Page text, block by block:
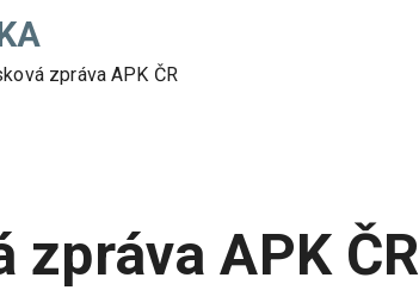
zpráva APK ČR
zpráva APK ČR